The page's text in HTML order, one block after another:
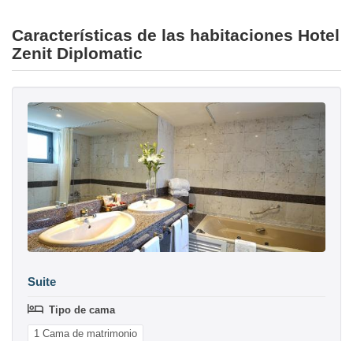
Características de las habitaciones Hotel
Zenit Diplomatic
Suite
Tipo de cama
1 Cama de matrimonio